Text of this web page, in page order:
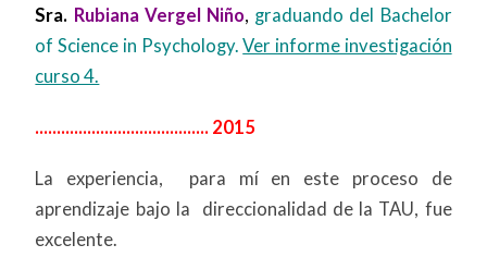
Sra. Rubiana Vergel Niño, graduando del Bachelor
of Science in Psychology.Ver informe investigación
curso 4.
........................................ 2015
La experiencia, para mí en este proceso de
aprendizaje bajo la direccionalidad de la TAU, fue
excelente.